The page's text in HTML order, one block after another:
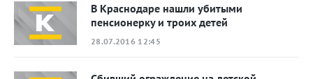
В Краснодаре нашли убитыми
пенсионерку и троих детей
28.07.2016 12:45